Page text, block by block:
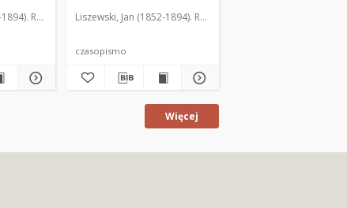
Red. Liszewski, Jan (1852-1894). Red.
czasopismo
Więcej